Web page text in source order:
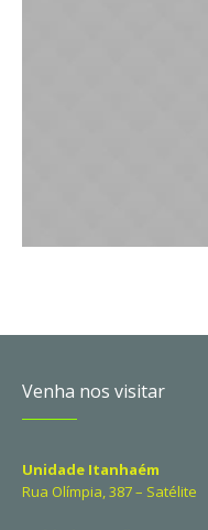
Venha nos visitar
Unidade Itanhaém
Rua Olímpia, 387 – Satélite